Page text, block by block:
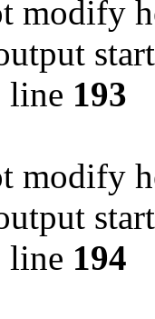
modify
line 193
modify
line 194